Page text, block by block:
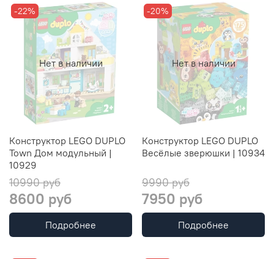
Нет в наличии
-22%
Конструктор LEGO DUPLO
Town Дом модульный |
10929
10990 руб
8600 руб
Подробнее
Нет в наличии
-20%
Конструктор LEGO DUPLO
Весёлые зверюшки | 10934
9990 руб
7950 руб
Подробнее